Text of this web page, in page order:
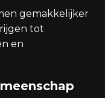
gemakkelijker
tot
en